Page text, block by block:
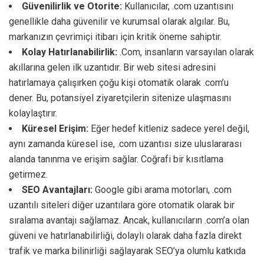
Güvenilirlik ve Otorite: Kullanıcılar, .com uzantısını
genellikle daha güvenilir ve kurumsal olarak algılar. Bu,
markanızın çevrimiçi itibarı için kritik öneme sahiptir.
Kolay Hatırlanabilirlik: .Com, insanların varsayılan olarak
akıllarına gelen ilk uzantıdır. Bir web sitesi adresini
hatırlamaya çalışırken çoğu kişi otomatik olarak .com’u
dener. Bu, potansiyel ziyaretçilerin sitenize ulaşmasını
kolaylaştırır.
Küresel Erişim: Eğer hedef kitleniz sadece yerel değil,
aynı zamanda küresel ise, .com uzantısı size uluslararası
alanda tanınma ve erişim sağlar. Coğrafi bir kısıtlama
getirmez.
SEO Avantajları: Google gibi arama motorları, .com
uzantılı siteleri diğer uzantılara göre otomatik olarak bir
sıralama avantajı sağlamaz. Ancak, kullanıcıların .com’a olan
güveni ve hatırlanabilirliği, dolaylı olarak daha fazla direkt
trafik ve marka bilinirliği sağlayarak SEO’ya olumlu katkıda